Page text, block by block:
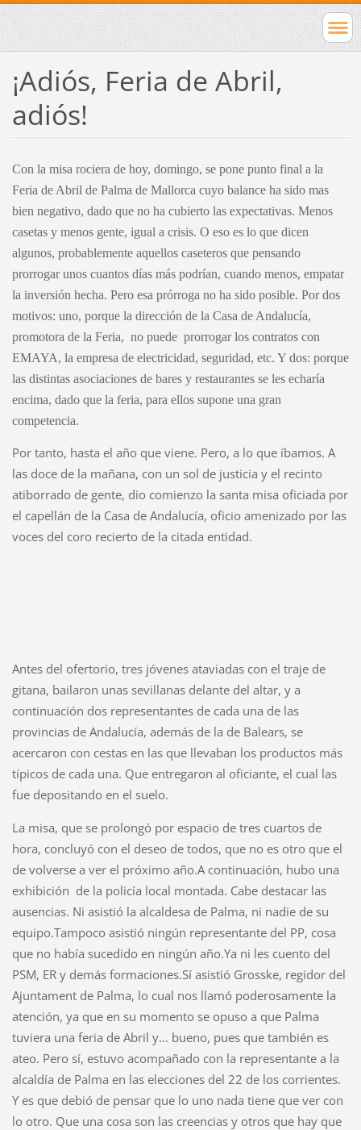
¡Adiós, Feria de Abril,
adiós!
Con la misa rociera de hoy, domingo, se pone punto final a la
Feria de Abril de Palma de Mallorca cuyo balance ha sido mas
bien negativo, dado que no ha cubierto las expectativas. Menos
casetas y menos gente, igual a crisis. O eso es lo que dicen
algunos, probablemente aquellos caseteros que pensando
prorrogar unos cuantos días más podrían, cuando menos, empatar
la inversión hecha. Pero esa prórroga no ha sido posible. Por dos
motivos: uno, porque la dirección de la Casa de Andalucía,
promotora de la Feria, no puede prorrogar los contratos con
EMAYA, la empresa de electricidad, seguridad, etc. Y dos: porque
las distintas asociaciones de bares y restaurantes se les echaría
encima, dado que la feria, para ellos supone una gran
competencia.
Por tanto, hasta el año que viene. Pero, a lo que íbamos. A
las doce de la mañana, con un sol de justicia y el recinto
atiborrado de gente, dio comienzo la santa misa oficiada por
el capellán de la Casa de Andalucía, oficio amenizado por las
voces del coro recierto de la citada entidad.
Antes del ofertorio, tres jóvenes ataviadas con el traje de
gitana, bailaron unas sevillanas delante del altar, y a
continuación dos representantes de cada una de las
provincias de Andalucía, además de la de Balears, se
acercaron con cestas en las que llevaban los productos más
típicos de cada una. Que entregaron al oficiante, el cual las
fue depositando en el suelo.
La misa, que se prolongó por espacio de tres cuartos de
hora, concluyó con el deseo de todos, que no es otro que el
de volverse a ver el próximo año.A continuación, hubo una
exhibición de la policía local montada. Cabe destacar las
ausencias. Ni asistió la alcaldesa de Palma, ni nadie de su
equipo.Tampoco asistió ningún representante del PP, cosa
que no había sucedido en ningún año.Ya ni les cuento del
PSM, ER y demás formaciones.Sí asistió Grosske, regidor del
Ajuntament de Palma, lo cual nos llamó poderosamente la
atención, ya que en su momento se opuso a que Palma
tuviera una feria de Abril y… bueno, pues que también es
ateo. Pero sí, estuvo acompañado con la representante a la
alcaldía de Palma en las elecciones del 22 de los corrientes.
Y es que debió de pensar que lo uno nada tiene que ver con
lo otro. Que una cosa son las creencias y otros que hay que